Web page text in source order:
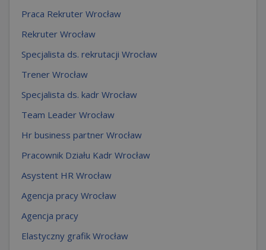
Praca Rekruter Wrocław
Rekruter Wrocław
Specjalista ds. rekrutacji Wrocław
Trener Wrocław
Specjalista ds. kadr Wrocław
Team Leader Wrocław
Hr business partner Wrocław
Pracownik Działu Kadr Wrocław
Asystent HR Wrocław
Agencja pracy Wrocław
Agencja pracy
Elastyczny grafik Wrocław